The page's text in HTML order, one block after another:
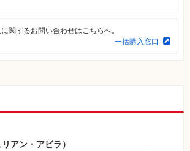
関するお問い合わせはこちらへ。
一括購入窓口
アン・アビラ）